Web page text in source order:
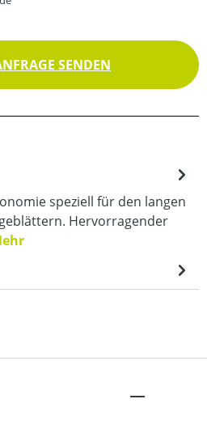
SENDEN
speziell für den langen
Hervorragender